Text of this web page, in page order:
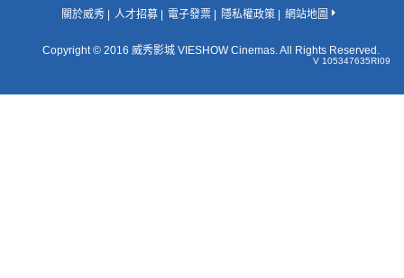
合作夥伴
Copyright © 2016 威秀影城 VIESHOW Cinemas. All Rights Reserved.
關於威秀 人才招募 電子發票 隱私權政策 網站地圖
V 105347635RI09